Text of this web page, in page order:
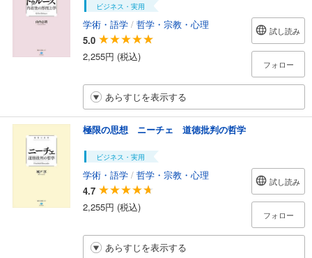
ビジネス・実用
学術・語学 / 哲学・宗教・心理
5.0
2,255円 (税込)
試し読み
フォロー
あらすじを表示する
極限の思想 ニーチェ 道徳批判の哲学
ビジネス・実用
学術・語学 / 哲学・宗教・心理
4.7
2,255円 (税込)
試し読み
フォロー
あらすじを表示する